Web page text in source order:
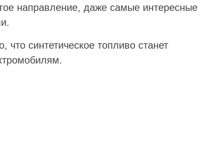
направление, даже самые интересные
что синтетическое топливо станет